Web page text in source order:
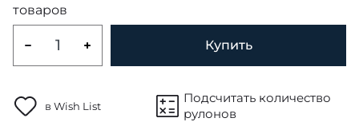
товаров
Купить
в Wish List
Подсчитать количество
рулонов